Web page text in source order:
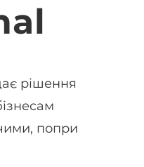
рішення
попри